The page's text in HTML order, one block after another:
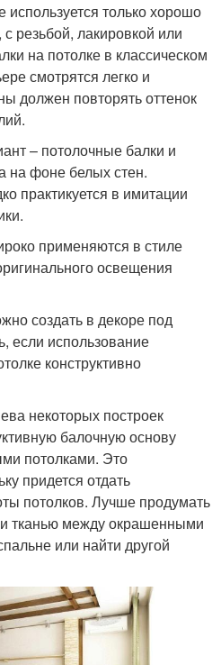
используется только хорошо
резьбой, лакировкой или
на потолке в классическом
смотрятся легко и
должен повторять оттенок
– потолочные балки и
на фоне белых стен.
практикуется в имитации
применяются в стиле
освещения
создать в декоре под
если использование
конструктивно
некоторых построек
балочную основу
потолками. Это
придется отдать
потолков. Лучше продумать
тканью между окрашенными
или найти другой